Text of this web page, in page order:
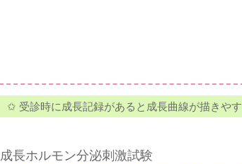
✩ 受診時に成長記録があると成長曲線が描きや
成長ホルモン分泌刺激試験